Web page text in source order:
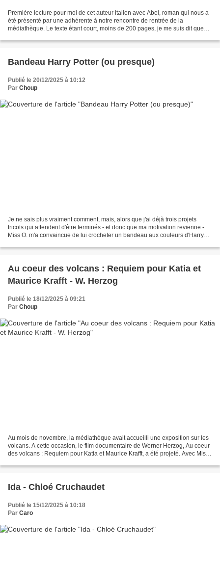
Première lecture pour moi de cet auteur italien avec Abel, roman qui nous a
été présenté par une adhérente à notre rencontre de rentrée de la
médiathèque. Le texte étant court, moins de 200 pages, je me suis dit que
Bandeau Harry Potter (ou presque)
Publié le 20/12/2025 à 10:12
Par Choup
Je ne sais plus vraiment comment, mais, alors que j'ai déjà trois projets
tricots qui attendent d'être terminés - et donc que ma motivation revienne -
Miss O. m'a convaincue de lui crocheter un bandeau aux couleurs d'Harry
Au coeur des volcans : Requiem pour Katia et
Maurice Krafft - W. Herzog
Publié le 18/12/2025 à 09:21
Par Choup
Au mois de novembre, la médiathèque avait accueilli une exposition sur les
volcans. A cette occasion, le film documentaire de Werner Herzog, Au coeur
des volcans : Requiem pour Katia et Maurice Krafft, a été projeté. Avec Miss
Ida - Chloé Cruchaudet
Publié le 15/12/2025 à 10:18
Par Caro